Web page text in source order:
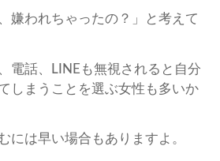
嫌われちゃったの？」と考えて
電話、LINEも無視されると自分
しまうことを選ぶ女性も多いか
には早い場合もありますよ。